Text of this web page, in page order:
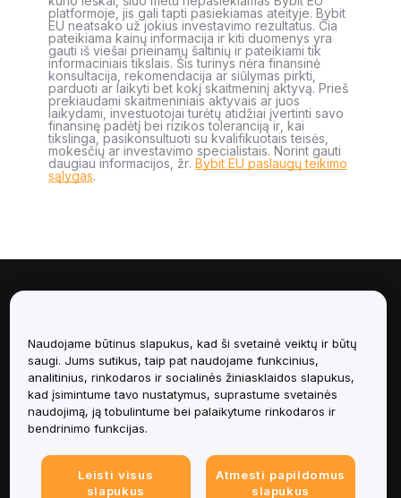
platformoje, jis gali tapti pasiekiamas ateityje. Bybit
EU neatsako už jokius investavimo rezultatus. Čia
pateikiama kainų informacija ir kiti duomenys yra
gauti iš viešai prieinamų šaltinių ir pateikiami tik
informaciniais tikslais. Šis turinys nėra finansinė
konsultacija, rekomendacija ar siūlymas pirkti,
parduoti ar laikyti bet kokį skaitmeninį aktyvą. Prieš
prekiaudami skaitmeniniais aktyvais ar juos
laikydami, investuotojai turėtų atidžiai įvertinti savo
finansinę padėtį bei rizikos toleranciją ir, kai
tikslinga, pasikonsultuoti su kvalifikuotais teisės,
mokesčių ar investavimo specialistais. Norint gauti
daugiau informacijos, žr. Bybit EU paslaugų teikimo
sąlygas.
Paslaugos
Pagalba
Produktai
Teisinė informacija
Naudojame būtinus slapukus, kad ši svetainė veiktų ir būtų
saugi. Jums sutikus, taip pat naudojame funkcinius,
analitinius, rinkodaros ir socialinės žiniasklaidos slapukus,
kad įsimintume tavo nustatymus, suprastume svetainės
naudojimą, ją tobulintume bei palaikytume rinkodaros ir
bendrinimo funkcijas.
Leisti visus
slapukus
Atmesti papildomus
slapukus